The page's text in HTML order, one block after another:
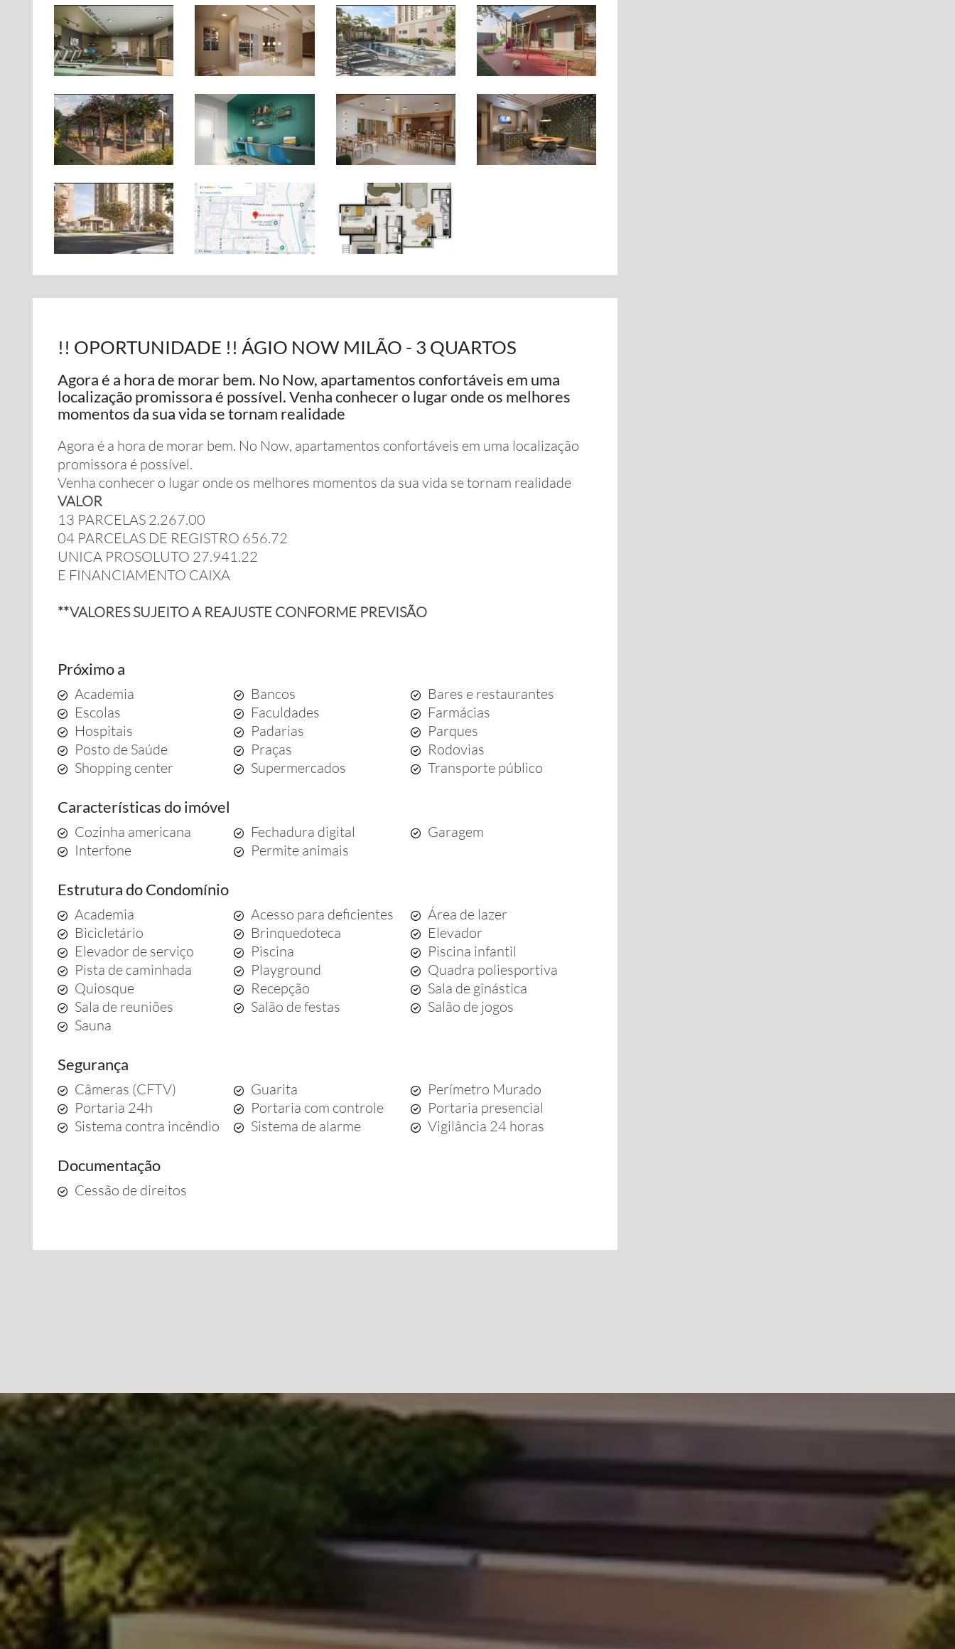
!! OPORTUNIDADE !! ÁGIO NOW MILÃO - 3 QUARTOS
Agora é a hora de morar bem. No Now, apartamentos confortáveis em uma
localização promissora é possível. Venha conhecer o lugar onde os melhores
momentos da sua vida se tornam realidade
Agora é a hora de morar bem. No Now, apartamentos confortáveis em uma localização
promissora é possível.
Venha conhecer o lugar onde os melhores momentos da sua vida se tornam realidade
VALOR
13 PARCELAS 2.267.00
04 PARCELAS DE REGISTRO 656.72
UNICA PROSOLUTO 27.941.22
E FINANCIAMENTO CAIXA
**VALORES SUJEITO A REAJUSTE CONFORME PREVISÃO
Próximo a
Academia Bancos
Bares e restaurantes
Escolas
Faculdades
Farmácias
Hospitais
Padarias
Parques
Posto de Saúde
Praças
Rodovias
Shopping center
Supermercados Transporte público
Características do imóvel
Cozinha americana Fechadura digital
Garagem
Interfone
Permite animais
Estrutura do Condomínio
Academia Acesso para deficientes
Área de lazer
Bicicletário
Brinquedoteca
Elevador
Elevador de serviço
Piscina
Piscina infantil
Pista de caminhada
Playground
Quadra poliesportiva
Quiosque
Recepção
Sala de ginástica
Sala de reuniões
Salão de festas
Salão de jogos
Sauna
Segurança
Câmeras (CFTV) Guarita
Perímetro Murado
Portaria 24h
Portaria com controle
Portaria presencial
Sistema contra incêndio
Sistema de alarme Vigilância 24 horas
Documentação
Cessão de direitos